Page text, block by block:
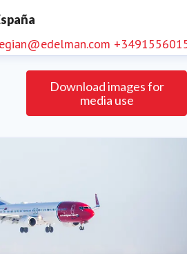
Download images for
media use